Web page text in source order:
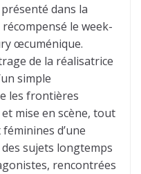
dans la
le week-
œcuménique.
de la réalisatrice
simple
les frontières
mise en scène, tout
d’une
sujets longtemps
rencontrées